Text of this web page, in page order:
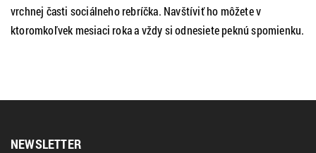
vrchnej časti sociálneho rebríčka. Navštíviť ho môžete v
ktoromkoľvek mesiaci roka a vždy si odnesiete peknú spomienku.
NEWSLETTER